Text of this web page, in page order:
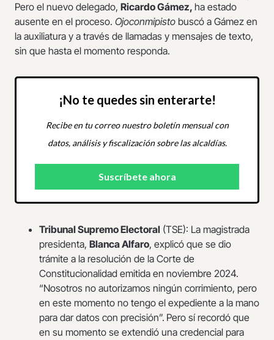
Pero el nuevo delegado, Ricardo Gámez, ha estado
ausente en el proceso. Ojoconmipisto buscó a Gámez en
la auxiliatura y a través de llamadas y mensajes de texto,
sin que hasta el momento responda.
¡No te quedes sin enterarte!
Recibe en tu correo nuestro boletín mensual con
datos, análisis y fiscalización sobre las alcaldías.
Tribunal Supremo Electoral (TSE): La magistrada
presidenta, Blanca Alfaro, explicó que se dio
trámite a la resolución de la Corte de
Constitucionalidad emitida en noviembre 2024.
“Nosotros no autorizamos ningún corrimiento, pero
en este momento no tengo el expediente a la mano
para dar datos con precisión”. Pero sí recordó que
en su momento se extendió una credencial para